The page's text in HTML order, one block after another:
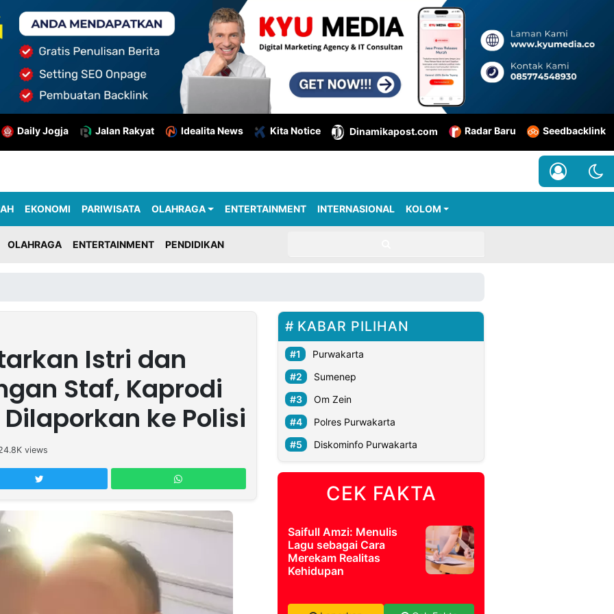
Daily Jogja Jalan Rakyat Idealita News Kita Notice Dinamikapost.com Radar Baru Seedbacklink
EKONOMI PARIWISATA OLAHRAGA ENTERTAINMENT INTERNASIONAL KOLOM
OLAHRAGA ENTERTAINMENT PENDIDIKAN
Istri dan
Staf, Kaprodi
Dilaporkan ke Polisi
views
KABAR PILIHAN
Purwakarta
Sumenep
Om Zein
Polres Purwakarta
Diskominfo Purwakarta
CEK FAKTA
Saifull Amzi: Menulis
Lagu sebagai Cara
Merekam Realitas
Kehidupan